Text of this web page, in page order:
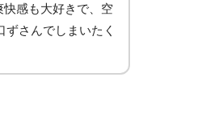
快感も大好きで、空
ずさんでしまいたく